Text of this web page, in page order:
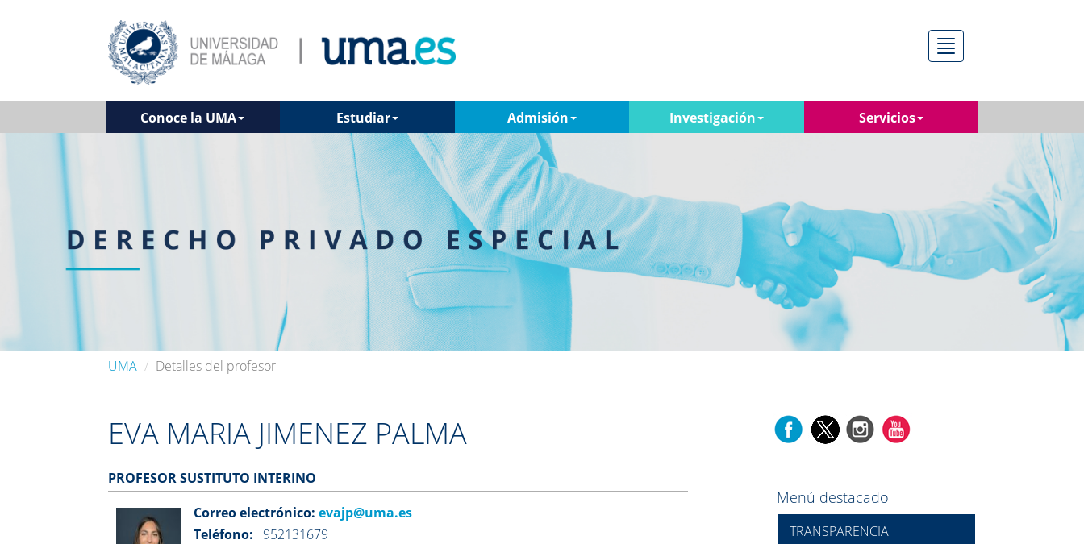
Menú
Conoce la UMA Estudiar Admisión Investigación Servicios
UMA Detalles del profesor
EVA MARIA JIMENEZ PALMA
PROFESOR SUSTITUTO INTERINO
Correo electrónico: evajp@uma.es
Teléfono: 952131679
Menú destacado
TRANSPARENCIA